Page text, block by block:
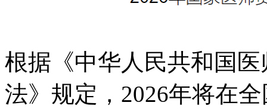
根据《中华人民共和国
法》规定，2026年将在